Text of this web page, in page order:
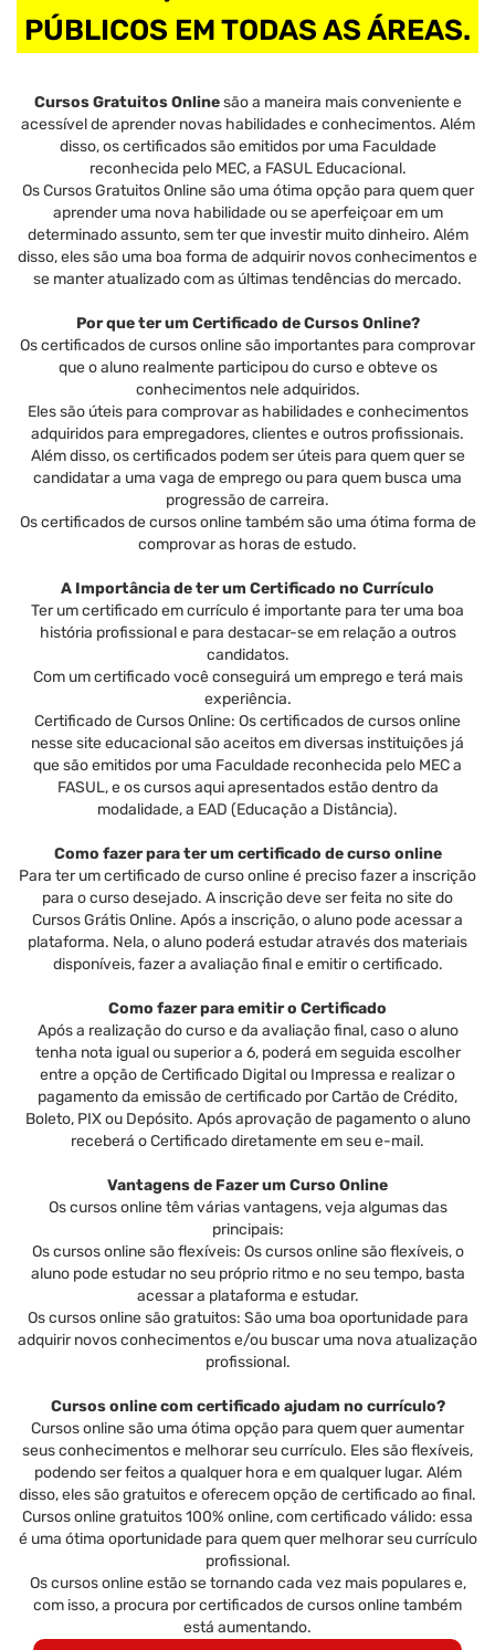
PÚBLICOS EM TODAS AS ÁREAS.
Cursos Gratuitos Onlinesão a maneira mais conveniente e
acessível de aprender novas habilidades e conhecimentos. Além
disso, os certificados são emitidos por uma Faculdade
reconhecida pelo MEC, a FASUL Educacional.
Os Cursos Gratuitos Online são uma ótima opção para quem quer
aprender uma nova habilidade ou se aperfeiçoar em um
determinado assunto, sem ter que investir muito dinheiro. Além
disso, eles são uma boa forma de adquirir novos conhecimentos e
se manter atualizado com as últimas tendências do mercado.
Por que ter um Certificado de Cursos Online?
Os certificados de cursos online são importantes para comprovar
que o aluno realmente participou do curso e obteve os
conhecimentos nele adquiridos.
Eles são úteis para comprovar as habilidades e conhecimentos
adquiridos para empregadores, clientes e outros profissionais.
Além disso, os certificados podem ser úteis para quem quer se
candidatar a uma vaga de emprego ou para quem busca uma
progressão de carreira.
Os certificados de cursos online também são uma ótima forma de
comprovar as horas de estudo.
A Importância de ter um Certificado no Currículo
Ter um certificado em currículo é importante para ter uma boa
história profissional e para destacar-se em relação a outros
candidatos.
Com um certificado você conseguirá um emprego e terá mais
experiência.
Certificado de Cursos Online: Os certificados de cursos online
nesse site educacional são aceitos em diversas instituições já
que são emitidos por uma Faculdade reconhecida pelo MEC a
FASUL, e os cursos aqui apresentados estão dentro da
modalidade, a EAD (Educação a Distância).
Como fazer para ter um certificado de curso online
Para ter um certificado de curso online é preciso fazer a inscrição
para o curso desejado. A inscrição deve ser feita no site do
Cursos Grátis Online. Após a inscrição, o aluno pode acessar a
plataforma. Nela, o aluno poderá estudar através dos materiais
disponíveis, fazer a avaliação final e emitir o certificado.
Como fazer para emitir o Certificado
Após a realização do curso e da avaliação final, caso o aluno
tenha nota igual ou superior a 6, poderá em seguida escolher
entre a opção de Certificado Digital ou Impressa e realizar o
pagamento da emissão de certificado por Cartão de Crédito,
Boleto, PIX ou Depósito. Após aprovação de pagamento o aluno
receberá o Certificado diretamente em seu e-mail.
Vantagens de Fazer um Curso Online
Os cursos online têm várias vantagens, veja algumas das
principais:
Os cursos online são flexíveis: Os cursos online são flexíveis, o
aluno pode estudar no seu próprio ritmo e no seu tempo, basta
acessar a plataforma e estudar.
Os cursos online são gratuitos: São uma boa oportunidade para
adquirir novos conhecimentos e/ou buscar uma nova atualização
profissional.
Cursos online com certificado ajudam no currículo?
Cursos online são uma ótima opção para quem quer aumentar
seus conhecimentos e melhorar seu currículo. Eles são flexíveis,
podendo ser feitos a qualquer hora e em qualquer lugar. Além
disso, eles são gratuitos e oferecem opção de certificado ao final.
Cursos online gratuitos 100% online, com certificado válido: essa
é uma ótima oportunidade para quem quer melhorar seu currículo
profissional.
Os cursos online estão se tornando cada vez mais populares e,
com isso, a procura por certificados de cursos online também
está aumentando.